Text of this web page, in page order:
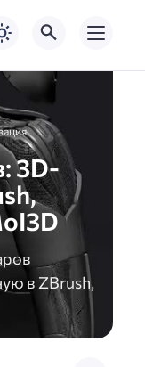
3D-
в ZBrush,